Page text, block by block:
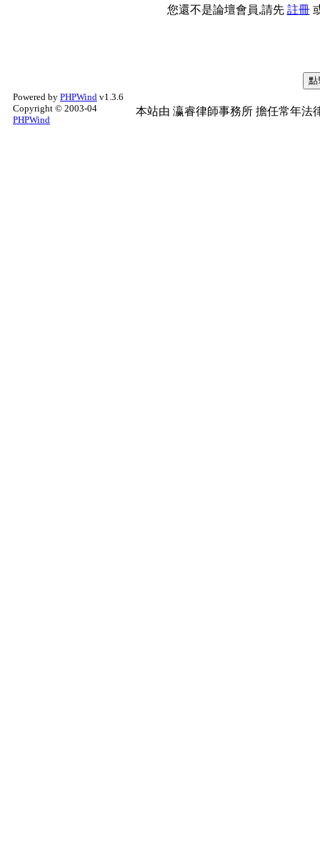
您還不是論壇會員,請先 註冊
Powered by PHPWind v1.3.6
Copyright © 2003-04
PHPWind
本站由 瀛睿律師事務所 擔任常年法